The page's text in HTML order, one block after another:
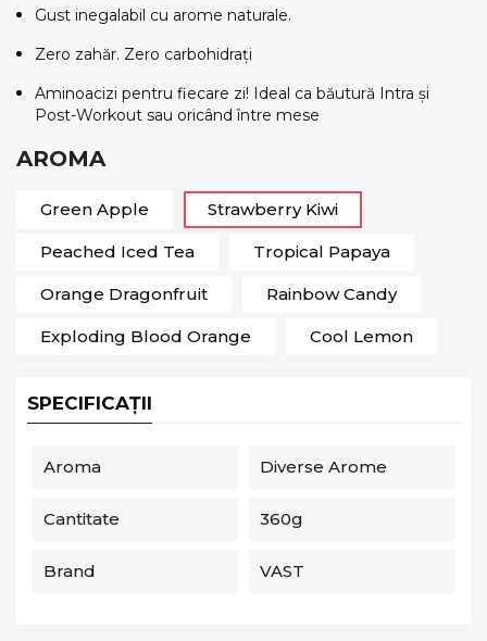
Gust inegalabil cu arome naturale.
Zero zahăr. Zero carbohidrați
Aminoacizi pentru fiecare zi! Ideal ca băutură Intra și
Post-Workout sau oricând între mese
AROMA
Green Apple Strawberry Kiwi
Peached Iced Tea Tropical Papaya
Orange Dragonfruit Rainbow Candy
Exploding Blood Orange Cool Lemon
SPECIFICAȚII
Aroma Diverse Arome
Cantitate 360g
Brand VAST